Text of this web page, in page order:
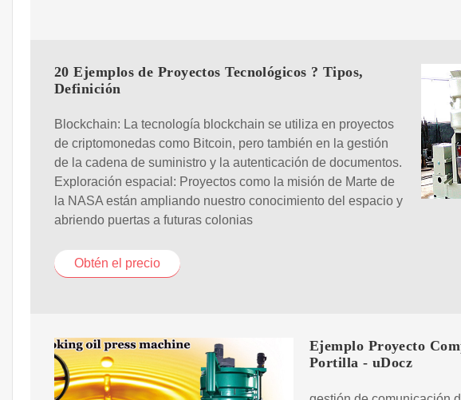
20 Ejemplos de Proyectos Tecnológicos ? Tipos,
Definición
Blockchain: La tecnología blockchain se utiliza en proyectos
de criptomonedas como Bitcoin, pero también en la gestión
de la cadena de suministro y la autenticación de documentos.
Exploración espacial: Proyectos como la misión de Marte de
la NASA están ampliando nuestro conocimiento del espacio y
abriendo puertas a futuras colonias
Obtén el precio
Ejemplo Proyecto
Portilla - uDocz